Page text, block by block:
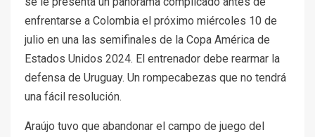
enfrentarse a Colombia el próximo miércoles 10 de
julio en una las semifinales de la Copa América de
Estados Unidos 2024. El entrenador debe rearmar la
defensa de Uruguay. Un rompecabezas que no tendrá
una fácil resolución.
Araújo tuvo que abandonar el campo de juego del